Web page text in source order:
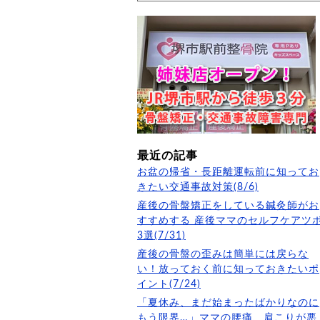
最近の記事
お盆の帰省・長距離運転前に知ってお
きたい交通事故対策(8/6)
産後の骨盤矯正をしている鍼灸師がお
すすめする 産後ママのセルフケアツ
3選(7/31)
産後の骨盤の歪みは簡単には戻らな
い！放っておく前に知っておきたいポ
イント(7/24)
「夏休み、まだ始まったばかりなのに
もう限界…」ママの腰痛、肩こりが悪